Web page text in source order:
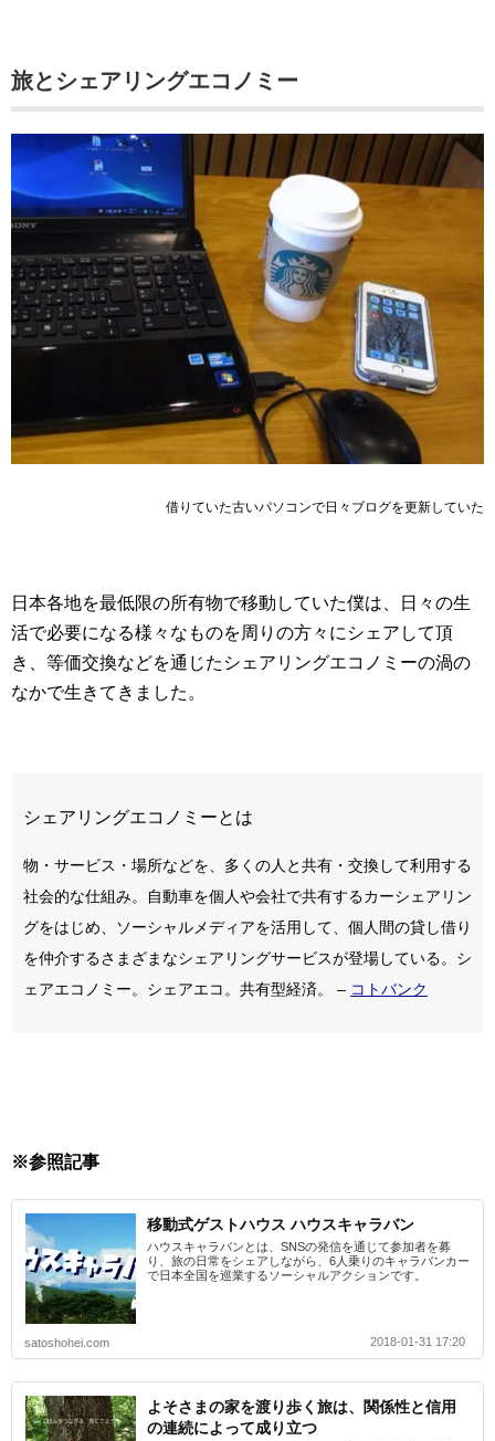
旅とシェアリングエコノミー
借りていた古いパソコンで日々ブログを更新していた
日本各地を最低限の所有物で移動していた僕は、日々の生
活で必要になる様々なものを周りの方々にシェアして頂
き、等価交換などを通じたシェアリングエコノミーの渦の
なかで生きてきました。
シェアリングエコノミーとは
物・サービス・場所などを、多くの人と共有・交換して利用する
社会的な仕組み。自動車を個人や会社で共有するカーシェアリン
グをはじめ、ソーシャルメディアを活用して、個人間の貸し借り
を仲介するさまざまなシェアリングサービスが登場している。シ
ェアエコノミー。シェアエコ。共有型経済。 – コトバンク
※参照記事
移動式ゲストハウス ハウスキャラバン
ハウスキャラバンとは、SNSの発信を通じて参加者を募
り、旅の日常をシェアしながら、6人乗りのキャラバンカー
で日本全国を巡業するソーシャルアクションです。
satoshohei.com 2018-01-31 17:20
よそさまの家を渡り歩く旅は、関係性と信用
の連続によって成り立つ